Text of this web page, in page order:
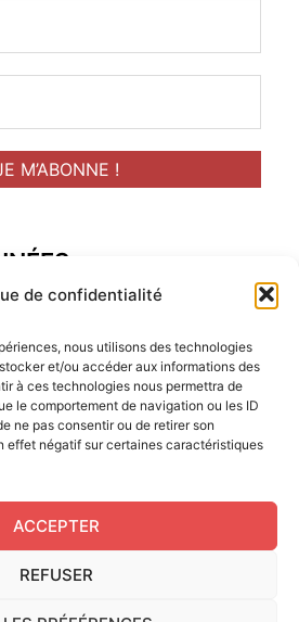
de confidentialité
nous utilisons des technologies
et/ou accéder aux informations des
à ces technologies nous permettra de
le comportement de navigation ou les ID
ne pas consentir ou de retirer son
effet négatif sur certaines caractéristiques
ACCEPTER
REFUSER
cap-ferret.fr
du Cap-Ferret © 2024